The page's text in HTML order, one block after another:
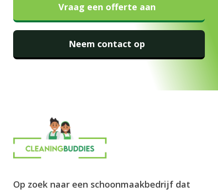
Vraag een offerte aan
Neem contact op
Op zoek naar een schoonmaakbedrijf dat